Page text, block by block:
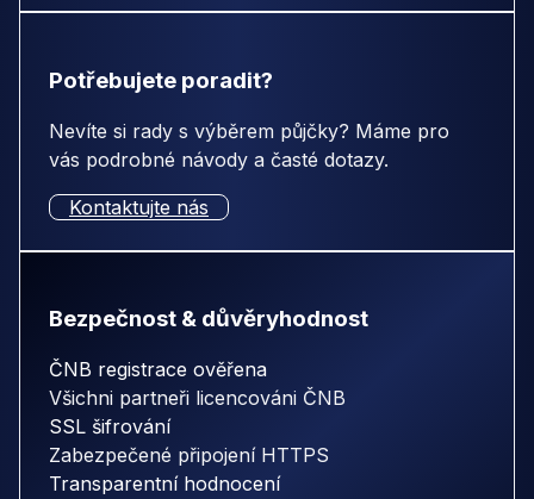
Potřebujete poradit?
Nevíte si rady s výběrem půjčky? Máme pro
vás podrobné návody a časté dotazy.
Kontaktujte nás
Bezpečnost & důvěryhodnost
ČNB registrace ověřena
Všichni partneři licencováni ČNB
SSL šifrování
Zabezpečené připojení HTTPS
Transparentní hodnocení